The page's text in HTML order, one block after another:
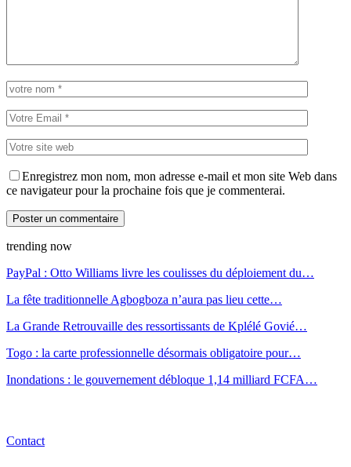
Enregistrez mon nom, mon adresse e-mail et mon site Web dans
ce navigateur pour la prochaine fois que je commenterai.
trending now
PayPal : Otto Williams livre les coulisses du déploiement du…
La fête traditionnelle Agbogboza n’aura pas lieu cette…
La Grande Retrouvaille des ressortissants de Kplélé Govié…
Togo : la carte professionnelle désormais obligatoire pour…
Inondations : le gouvernement débloque 1,14 milliard FCFA…
Contact